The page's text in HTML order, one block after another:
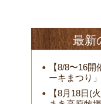
最新
【8/8〜16
ーキまつり
【8月18日(